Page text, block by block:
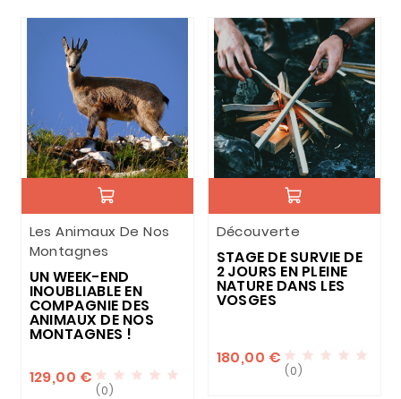
Les Animaux De Nos
Montagnes
UN WEEK-END
INOUBLIABLE EN
COMPAGNIE DES
ANIMAUX DE NOS
MONTAGNES !
129,00 €     
(0)
Découverte
STAGE DE SURVIE DE
2 JOURS EN PLEINE
NATURE DANS LES
VOSGES
180,00 €     
(0)